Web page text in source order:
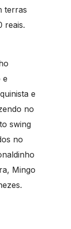
terras
reais.
e
e
no
swing
no
Mingo